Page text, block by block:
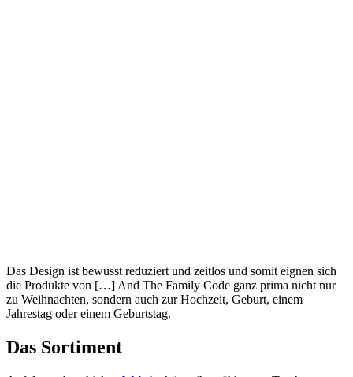
Das Design ist bewusst reduziert und zeitlos und somit eignen sich
die Produkte von […] And The Family Code ganz prima nicht nur
zu Weihnachten, sondern auch zur Hochzeit, Geburt, einem
Jahrestag oder einem Geburtstag.
Das Sortiment